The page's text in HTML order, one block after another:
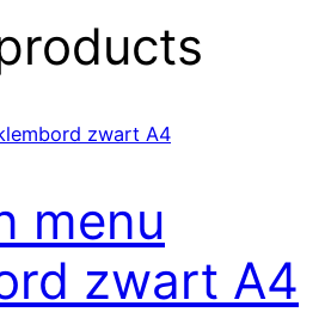
menu
zwart A4